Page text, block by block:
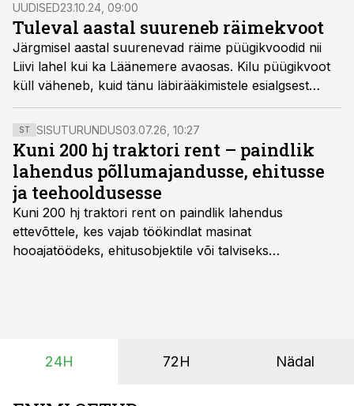
UUDISED23.10.24, 09:00
Tuleval aastal suureneb räimekvoot
Järgmisel aastal suurenevad räime püügikvoodid nii
Liivi lahel kui ka Läänemere avaosas. Kilu püügikvoot
küll väheneb, kuid tänu läbirääkimistele esialgsest
ettepanekust vähem. Soome lahe lõhe püügikvoodi
vähendamist õnnestus vältida.
ST SISUTURUNDUS03.07.26, 10:27
Kuni 200 hj traktori rent – paindlik
lahendus põllumajandusse, ehitusse
ja teehooldusesse
Kuni 200 hj traktori rent on paindlik lahendus
ettevõttele, kes vajab töökindlat masinat
hooajatöödeks, ehitusobjektile või talviseks
on suurim ning iga töötund on oluline.
24H 72H Nädal